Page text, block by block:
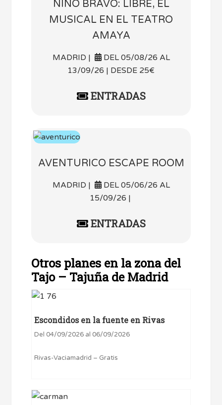
NINO BRAVO: LIBRE, EL
MUSICAL EN EL TEATRO
AMAYA
MADRID |
DEL 05/08/26 AL
13/09/26 | DESDE 25€
ENTRADAS
AVENTURICO ESCAPE ROOM
MADRID |
DEL 05/06/26 AL
15/09/26 |
ENTRADAS
Otros planes en la zona del
Tajo – Tajuña de Madrid
Escondidos en la fuente en Rivas
Del 04/09/2026 al 06/09/2026
Rivas-Vaciamadrid – Gratis